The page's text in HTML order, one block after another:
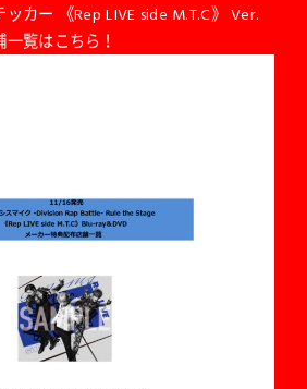
カー 《Rep LIVE side M.T.C》 Ver.
覧はこちら！